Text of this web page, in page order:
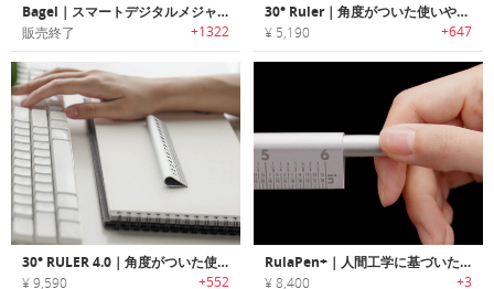
Bagel｜スマートデジタルメジャー「ベーグル」
販売終了 +1322
30° Ruler｜角度がついた使いやすいルーラー「30°ルーラー」
¥ 5,190 +647
30° RULER 4.0｜角度がついた使いやすいルーラー「30°ルーラー4.0」
¥ 9,590 +552
RulaPen+｜人間工学に基づいた角度でペンを内蔵したルーラー
¥ 8,400 +3